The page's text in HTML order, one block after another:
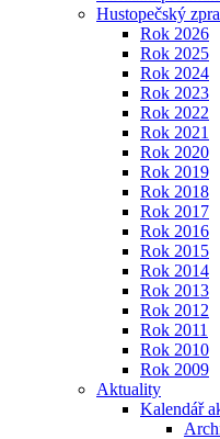
Hustopečský
Rok 2026
Rok 2025
Rok 2024
Rok 2023
Rok 2022
Rok 2021
Rok 2020
Rok 2019
Rok 2018
Rok 2017
Rok 2016
Rok 2015
Rok 2014
Rok 2013
Rok 2012
Rok 2011
Rok 2010
Rok 2009
Aktuality
Kalendář